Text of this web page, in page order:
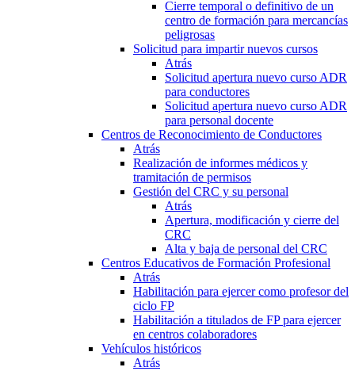
Cierre temporal o definitivo de un
centro de formación para mercancías
peligrosas
Solicitud para impartir nuevos cursos
Atrás
Solicitud apertura nuevo curso ADR
para conductores
Solicitud apertura nuevo curso ADR
para personal docente
Centros de Reconocimiento de Conductores
Atrás
Realización de informes médicos y
tramitación de permisos
Gestión del CRC y su personal
Atrás
Apertura, modificación y cierre del
CRC
Alta y baja de personal del CRC
Centros Educativos de Formación Profesional
Atrás
Habilitación para ejercer como profesor del
ciclo FP
Habilitación a titulados de FP para ejercer
en centros colaboradores
Vehículos históricos
Atrás